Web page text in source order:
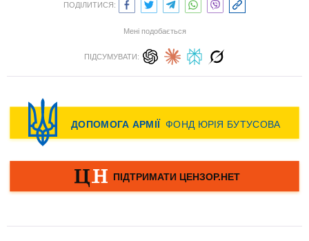
ПОДІЛИТИСЯ:
Мені подобається
ПІДСУМУВАТИ: